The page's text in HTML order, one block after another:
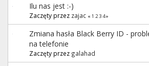
Ilu nas jest :-)
Zaczęty przez zajac « 1 234»
Zmiana hasła Black Berry ID -
na telefonie
Zaczęty przez galahad